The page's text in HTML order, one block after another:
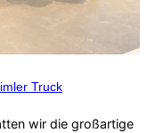
Truck
wir die großartige